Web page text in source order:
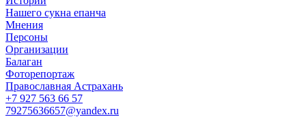
Нашего сукна епанча
Мнения
Персоны
Организации
Балаган
Фоторепортаж
Православная Астрахань
+7 927 563 66 57
79275636657@yandex.ru